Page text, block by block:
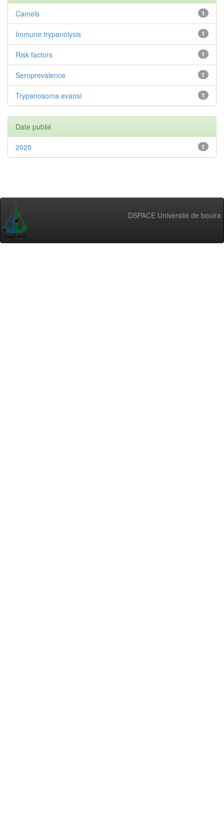
1
Camels
1
Immune trypanolysis
1
Risk factors
1
Seroprevalence
1
Trypanosoma evansi
Date publié
1
2020
DSPACE Université de bouira